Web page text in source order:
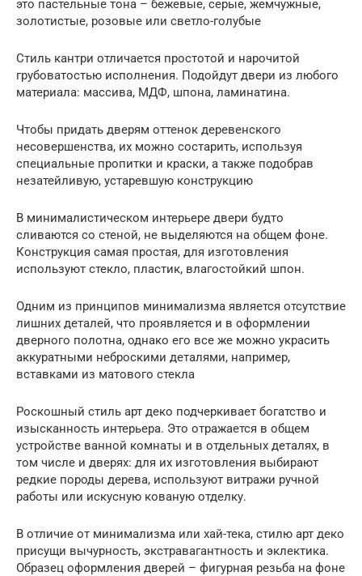
это пастельные тона – бежевые, серые, жемчужные,
золотистые, розовые или светло-голубые
Стиль кантри отличается простотой и нарочитой
грубоватостью исполнения. Подойдут двери из любого
материала: массива, МДФ, шпона, ламинатина.
Чтобы придать дверям оттенок деревенского
несовершенства, их можно состарить, используя
специальные пропитки и краски, а также подобрав
незатейливую, устаревшую конструкцию
В минималистическом интерьере двери будто
сливаются со стеной, не выделяются на общем фоне.
Конструкция самая простая, для изготовления
используют стекло, пластик, влагостойкий шпон.
Одним из принципов минимализма является отсутствие
лишних деталей, что проявляется и в оформлении
дверного полотна, однако его все же можно украсить
аккуратными неброскими деталями, например,
вставками из матового стекла
Роскошный стиль арт деко подчеркивает богатство и
изысканность интерьера. Это отражается в общем
устройстве ванной комнаты и в отдельных деталях, в
том числе и дверях: для их изготовления выбирают
редкие породы дерева, используют витражи ручной
работы или искусную кованую отделку.
В отличие от минимализма или хай-тека, стилю арт деко
присущи вычурность, экстравагантность и эклектика.
Образец оформления дверей – фигурная резьба на фоне